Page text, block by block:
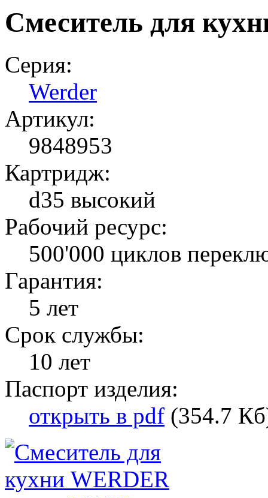
Смеситель для
Серия:
Werder
Артикул:
9848953
Картридж:
d35 высокий
Рабочий ресурс:
500'000 циклов
Гарантия:
5 лет
Срок службы:
10 лет
Паспорт изделия:
открыть в pdf (354.7